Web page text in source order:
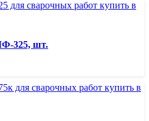
325, шт.